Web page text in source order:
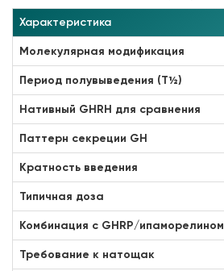
Характеристика
Молекулярная модификация
Период полувыведения (T½)
Нативный GHRH для сравнения
Паттерн секреции GH
Кратность введения
Типичная доза
Комбинация с GHRP/ипаморелином
Требование к натощак